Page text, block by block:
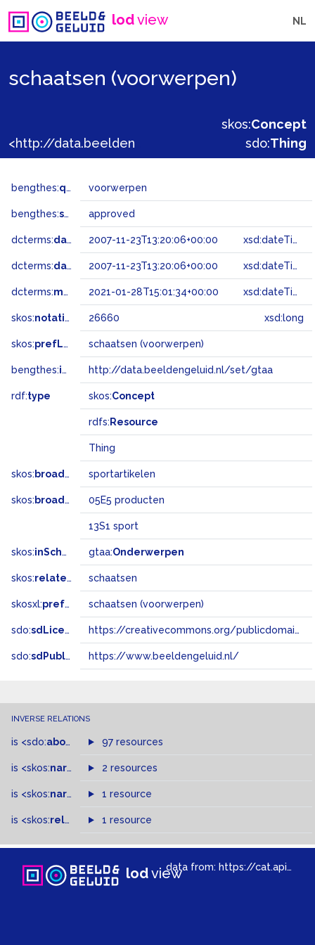
lodview NL
schaatsen (voorwerpen)
skos:Concept
sdo:Thing
bengthes:qualifier voorwerpen
bengthes:status approved
dcterms:dateAccepted 2007-11-23T13:20:06+00:00 xsd:dateTime
dcterms:dateSubmitted 2007-11-23T13:20:06+00:00 xsd:dateTime
dcterms:modified 2021-01-28T15:01:34+00:00 xsd:dateTime
skos:notation 26660 xsd:long
skos:prefLabel schaatsen (voorwerpen)
bengthes:inSet http://data.beeldengeluid.nl/set/gtaa
rdf:type skos:Concept
rdfs: Resource
Thing
skos: broader sportartikelen
skos: broadMatch 05E5 producten
13S1 sport
skos:inScheme gtaa:Onderwerpen
skos:related schaatsen
skosxl:prefLabel schaatsen (voorwerpen)
sdo:sdLicense https://creativecommons.org/publicdomain/zero/1.0/
sdo:sdPublisher https://www.beeldengeluid.nl/
INVERSE RELATIONS
is <sdo:about of 97 resources
is <skos:narrowMatch >of
2 resources
is <skos:narrower >of
1 resource
is <skos:related > of1 resource
lodviewdata from: https://cat.apis.beeldengeluid.nl/sparql